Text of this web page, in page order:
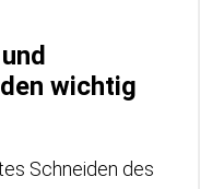
wichtig
Schneiden des